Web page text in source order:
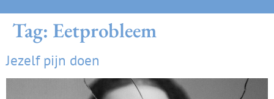
Tag: Eetprobleem
Jezelf pijn doen